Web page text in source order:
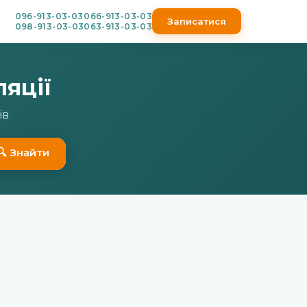
096-913-03-03
098-913-03-03
066-913-03-03
063-913-03-03
Записатися
Знайти